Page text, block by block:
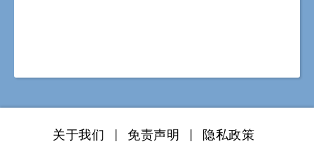
关于我们 | 免责声明 |
隐私政策